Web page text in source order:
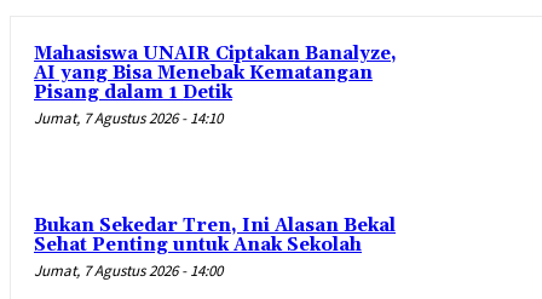
Mahasiswa UNAIR Ciptakan Banalyze,
AI yang Bisa Menebak Kematangan
Pisang dalam 1 Detik
Jumat, 7 Agustus 2026 - 14:10
Bukan Sekedar Tren, Ini Alasan Bekal
Sehat Penting untuk Anak Sekolah
Jumat, 7 Agustus 2026 - 14:00